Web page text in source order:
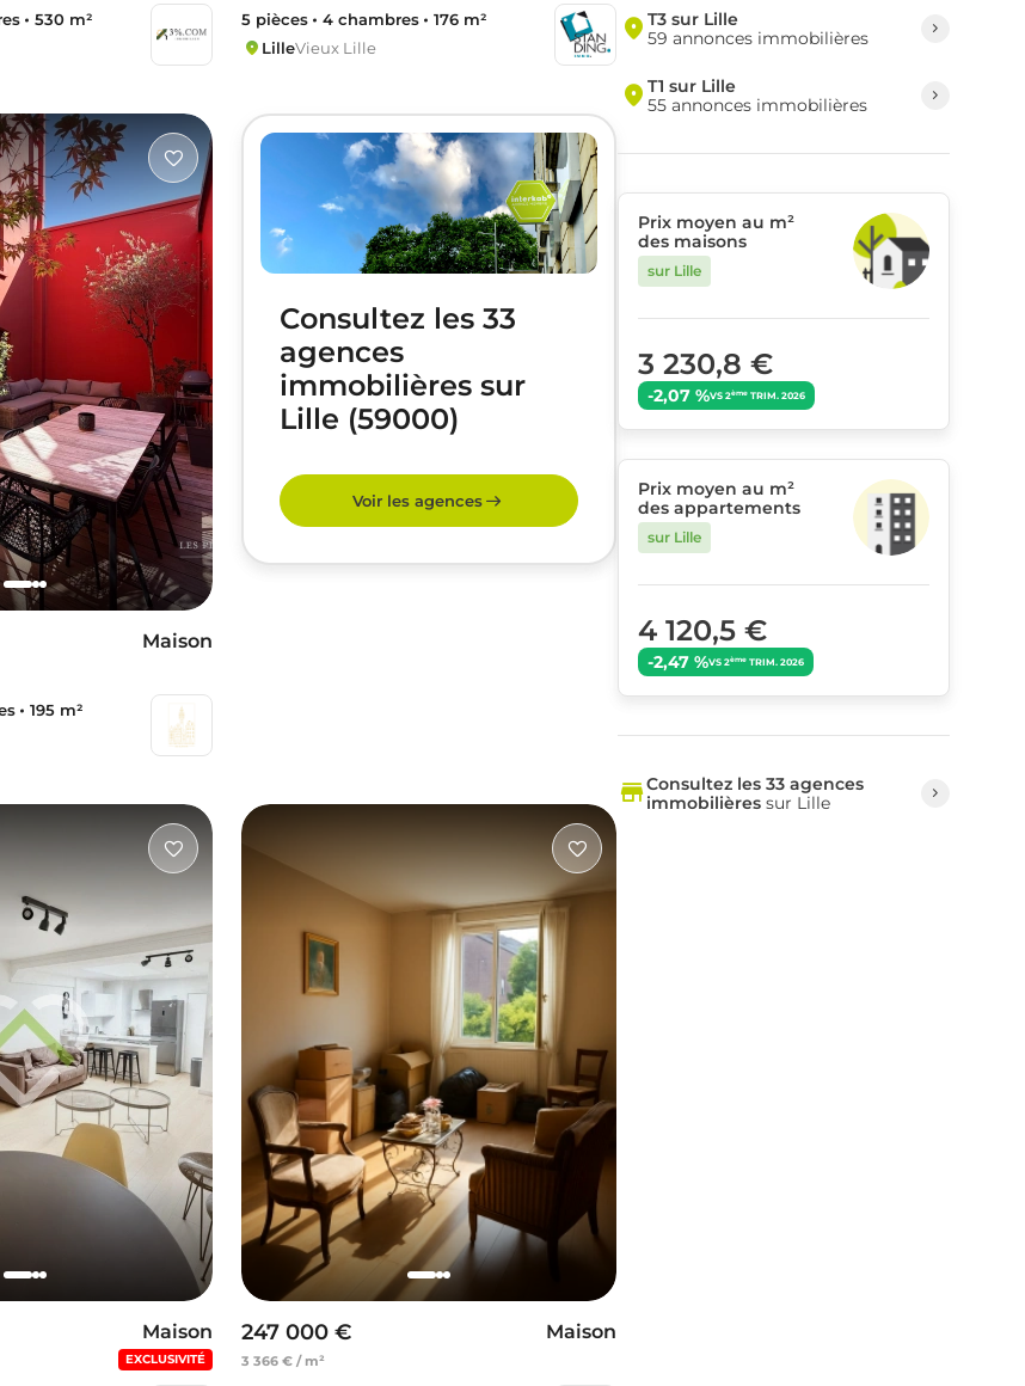
530 m²
5 pièces 4 chambres
176 m²
LilleVieux Lille
Maison
195 m²
Consultez les 33
agences
immobilières sur
Lille (59000)
Voir les agences
Maison
EXCLUSIVITÉ
247 000 €
3 366 € / m²
Maison
T3 sur Lille
59 annonces immobilières
T1 sur Lille
55 annonces immobilières
Prix moyen au m²
des maisons
sur Lille
3 230,8 €
-2,07 %VS 2èmeTRIM. 2026
Prix moyen au m²
des appartements
sur Lille
4 120,5 €
-2,47 %VS 2èmeTRIM. 2026
Consultez les 33 agences
immobilièressur Lille